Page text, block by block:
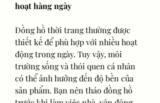
hoạt hàng ngày
Đồng hồ thời trang thường được
thiết kế để phù hợp với nhiều hoạt
động trong ngày. Tuy vậy, môi
trường sống và thói quen cá nhân
có thể ảnh hưởng đến độ bền của
sản phẩm. Bạn nên tháo đồng hồ